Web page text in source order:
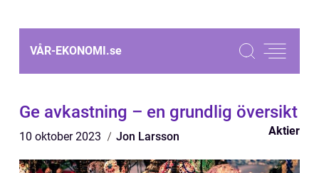
VÅR-EKONOMI.se
Ge avkastning – en grundlig översikt
10 oktober 2023 Jon Larsson Aktier